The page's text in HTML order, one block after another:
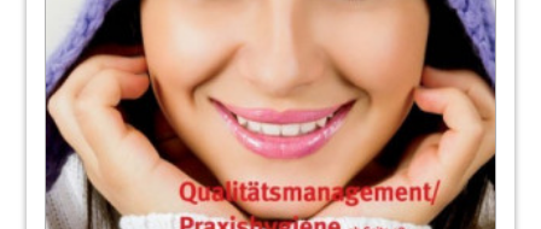
104ZFA – Beruf mit Aussicht, Karriere durch
Qualifikation!
Klaus Schenkmann
106Fokus: Dentalwelt
Redaktion
108Führungswechsel - Zukunft gesichert